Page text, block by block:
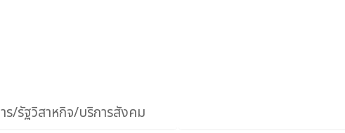
ร/รัฐวิสาหกิจ/บริการสังคม